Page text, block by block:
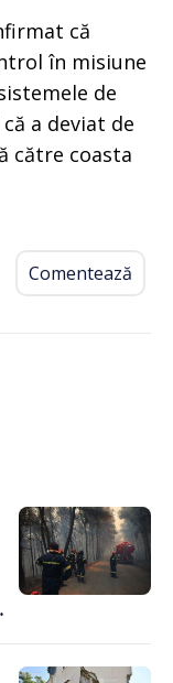
că
în misiune
de
a deviat de
către coasta
Comentează